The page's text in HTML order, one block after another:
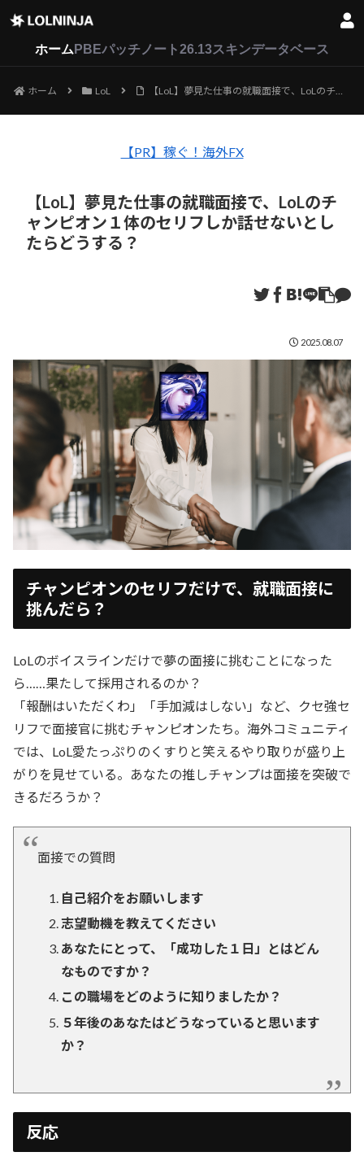
ホーム PBEパッチノート26.13スキンデータベース
ホーム LoL 【LoL】夢見た仕事の就職面接で、LoLのチャンピオン１体のセリフしか話せないとしたらどうする？
【PR】稼ぐ！海外FX
【LoL】夢見た仕事の就職面接で、LoLのチ
ャンピオン１体のセリフしか話せないとし
たらどうする？
2025.08.07
チャンピオンのセリフだけで、就職面接に
挑んだら？
LoLのボイスラインだけで夢の面接に挑むことになった
ら……果たして採用されるのか？
「報酬はいただくわ」「手加減はしない」など、クセ強セ
リフで面接官に挑むチャンピオンたち。海外コミュニティ
では、LoL愛たっぷりのくすりと笑えるやり取りが盛り上
がりを見せている。あなたの推しチャンプは面接を突破で
きるだろうか？
面接での質問
自己紹介をお願いします
志望動機を教えてください
あなたにとって、「成功した１日」とはどん
なものですか？
この職場をどのように知りましたか？
５年後のあなたはどうなっていると思います
か？
反応